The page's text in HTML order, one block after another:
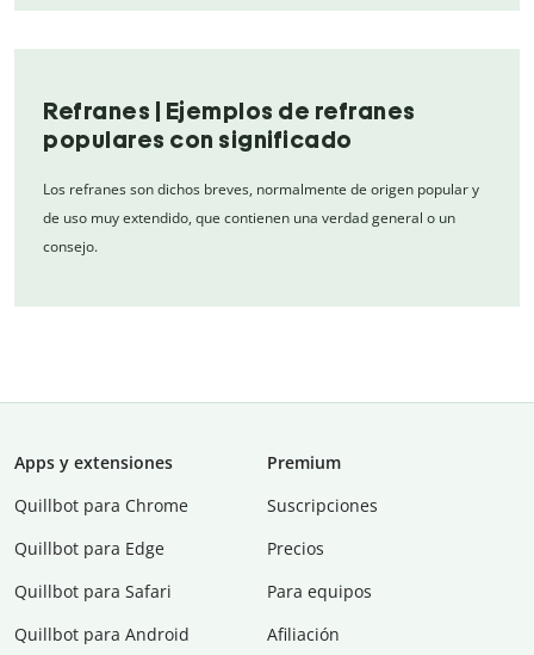
Refranes | Ejemplos de refranes
populares con significado
Los refranes son dichos breves, normalmente de origen popular y
de uso muy extendido, que contienen una verdad general o un
consejo.
Apps y extensiones
Quillbot para Chrome
Quillbot para Edge
Quillbot para Safari
Quillbot para Android
Premium
Suscripciones
Precios
Para equipos
Afiliación